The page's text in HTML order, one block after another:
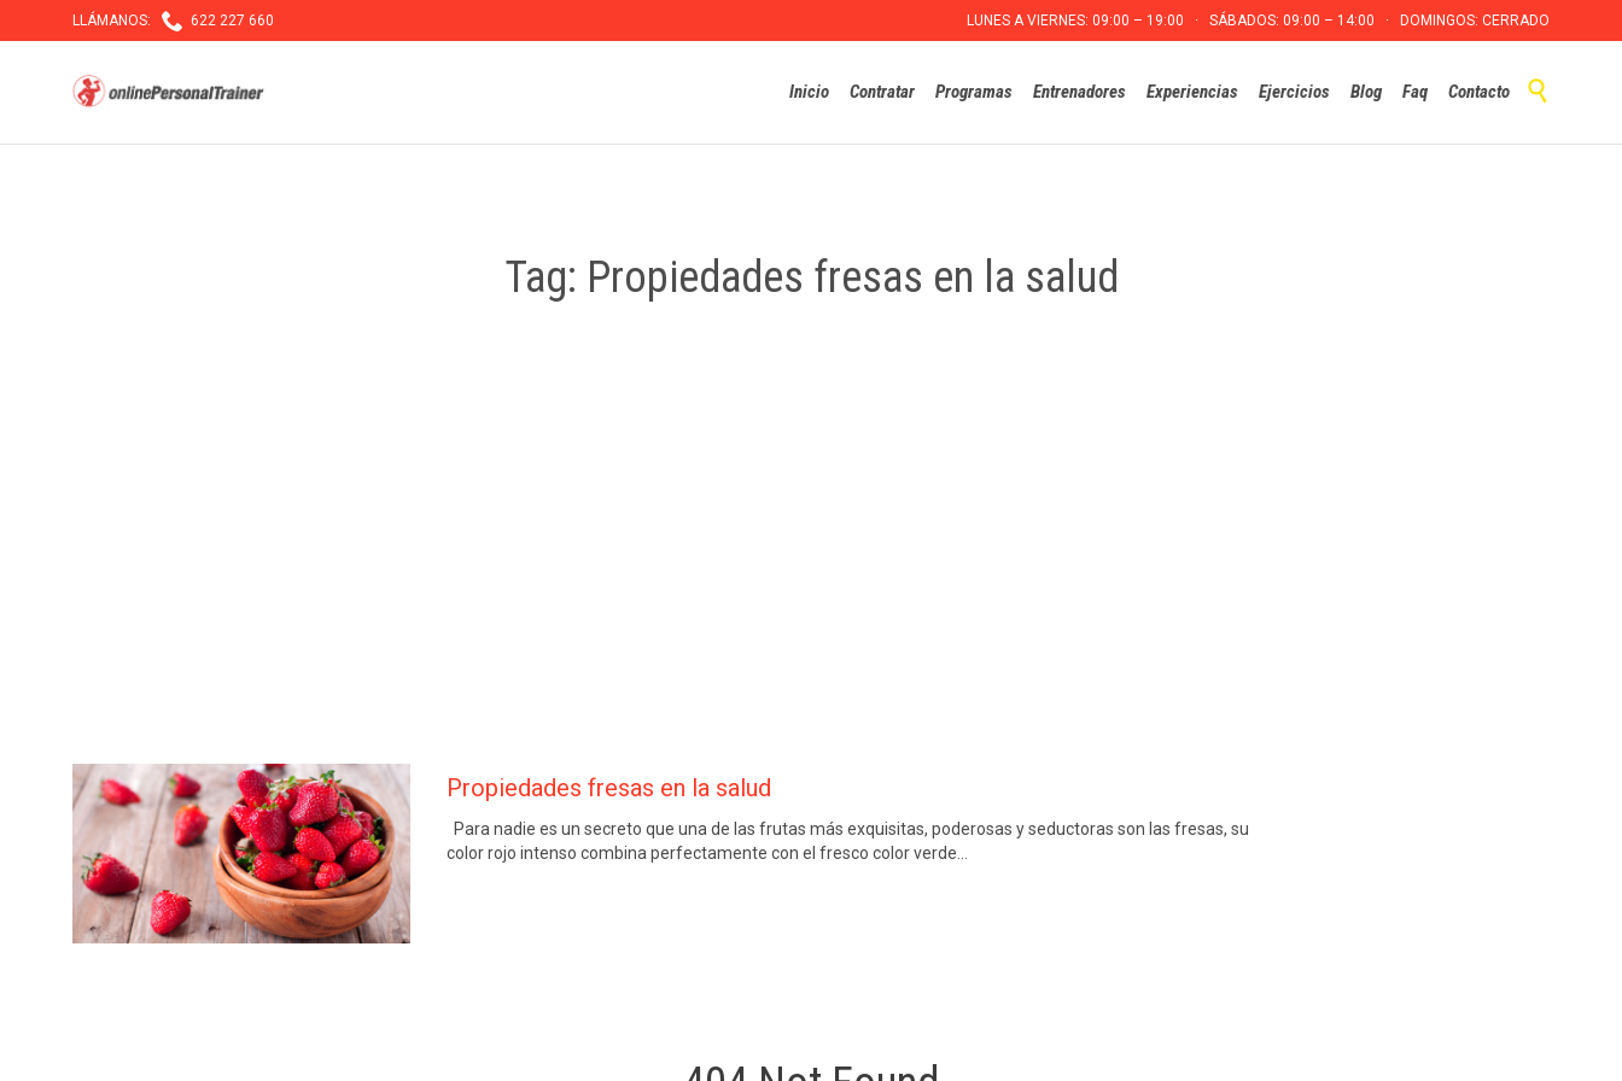
LLÁMANOS:  622 227 660 LUNES A VIERNES: 09:00 – 19:00 · SÁBADOS: 09:00 – 14:00 · DOMINGOS: CERRADO
to
Inicio Contratar Programas Entrenadores Experiencias Ejercicios Blog Faq Contacto 
Tag: Propiedades fresas en la salud
Propiedades fresas en la salud
Para nadie es un secreto que una de las frutas más exquisitas, poderosas y seductoras son las fresas, su
color rojo intenso combina perfectamente con el fresco color verde…